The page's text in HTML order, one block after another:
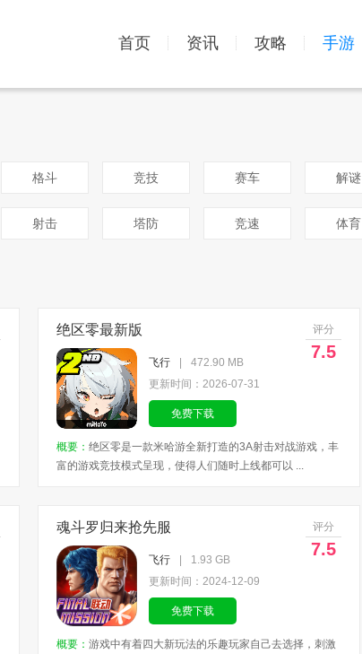
首页 资讯 攻略 手游
格斗 竞技 赛车 解谜
射击 塔防 竞速 体育
绝区零最新版 评分
7.5
飞行
472.90 MB
更新时间：2026-07-31
免费下载
概要： 绝区零是一款米哈游全新打造的3A射击对战游戏，丰
富的游戏竞技模式呈现，使得人们随时上线都可以 ...
魂斗罗归来抢先服 评分
7.5
飞行
1.93 GB
更新时间：2024-12-09
免费下载
概要： 游戏中有着四大新玩法的乐趣玩家自己去选择，刺激